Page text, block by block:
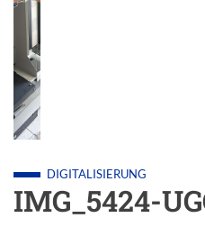
DIGITALISIERUNG
IMG_5424-